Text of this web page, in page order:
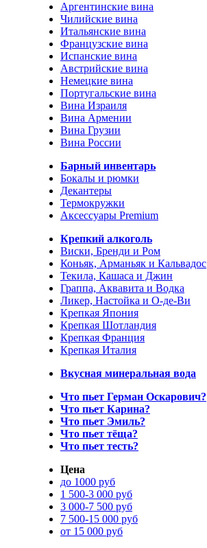
Аргентинские вина
Чилийские вина
Итальянские вина
Французские вина
Испанские вина
Австрийские вина
Немецкие вина
Португальские вина
Вина Израиля
Вина Армении
Вина Грузии
Вина России
Барный инвентарь
Бокалы и рюмки
Декантеры
Термокружки
Аксессуары Premium
Крепкий алкоголь
Виски, Бренди и Ром
Коньяк, Арманьяк и Кальвадос
Текила, Кашаса и Джин
Граппа, Аквавита и Водка
Ликер, Настойка и О-де-Ви
Крепкая Япония
Крепкая Шотландия
Крепкая Франция
Крепкая Италия
Вкусная минеральная вода
Что пьет Герман Оскарович?
Что пьет Карина?
Что пьет Эмиль?
Что пьет тёща?
Что пьет тесть?
Цена
до 1000 руб
1 500-3 000 руб
3 000-7 500 руб
7 500-15 000 руб
от 15 000 руб